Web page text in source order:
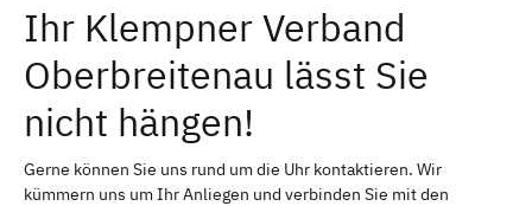
Ihr Klempner Verband
Oberbreitenau lässt Sie
nicht hängen!
Gerne können Sie uns rund um die Uhr kontaktieren. Wir
kümmern uns um Ihr Anliegen und verbinden Sie mit den